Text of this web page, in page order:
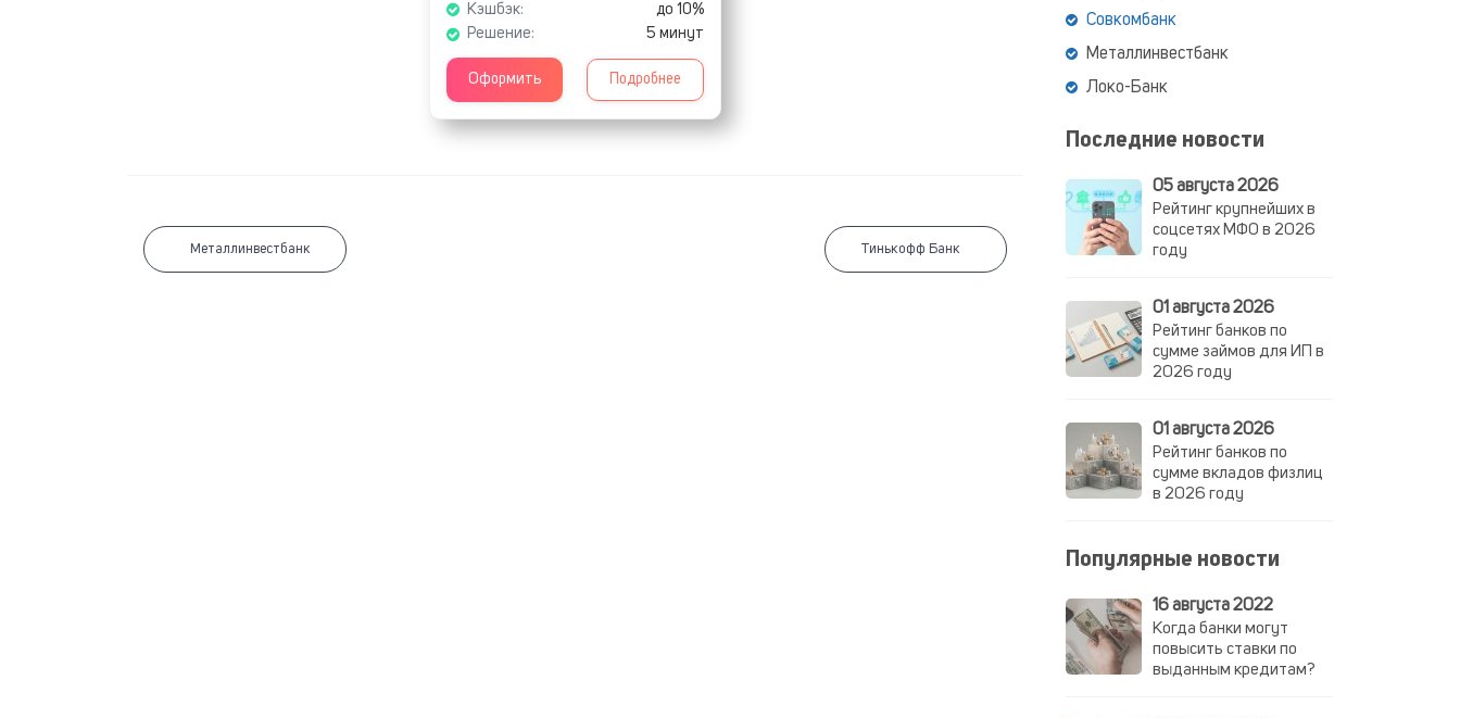
Кэшбэк:
до 10%
Решение:
5 минут
Оформить Подробнее
Металлинвестбанк Тинькофф Банк
Совкомбанк
Металлинвестбанк
Локо-Банк
Последние новости
05 августа 2026
Рейтинг крупнейших в
соцсетях МФО в 2026
году
01 августа 2026
Рейтинг банков по
сумме займов для ИП в
2026 году
01 августа 2026
Рейтинг банков по
сумме вкладов физлиц
в 2026 году
Популярные новости
16 августа 2022
Когда банки могут
повысить ставки по
выданным кредитам?